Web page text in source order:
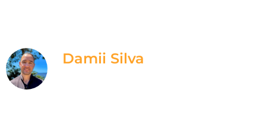
Damii Silva